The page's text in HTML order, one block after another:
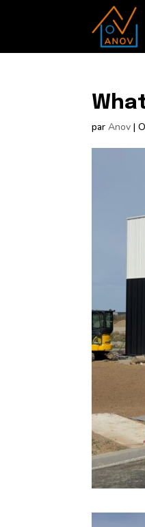
parAnov |